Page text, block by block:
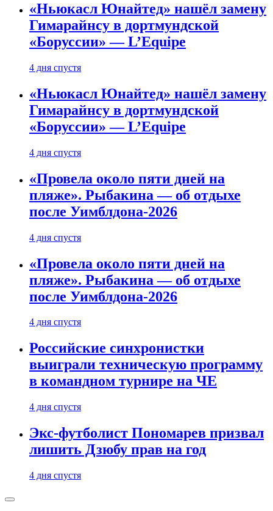
«Ньюкасл Юнайтед» нашёл замену
Гимарайнсу в дортмундской
«Боруссии» — L’Equipe
4 дня спустя
«Ньюкасл Юнайтед» нашёл замену
Гимарайнсу в дортмундской
«Боруссии» — L’Equipe
4 дня спустя
«Провела около пяти дней на
пляже». Рыбакина — об отдыхе
после Уимблдона-2026
4 дня спустя
«Провела около пяти дней на
пляже». Рыбакина — об отдыхе
после Уимблдона-2026
4 дня спустя
Российские синхронистки
выиграли техническую программу
в командном турнире на ЧЕ
4 дня спустя
Экс-футболист Пономарев призвал
лишить Дзюбу прав на год
4 дня спустя